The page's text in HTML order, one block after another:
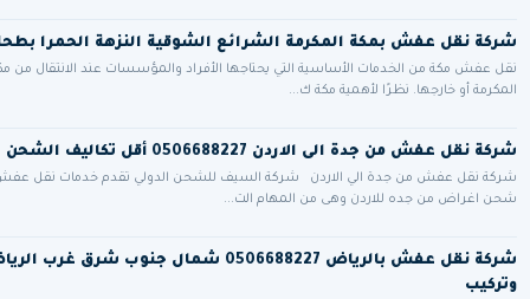
شركة نقل عفش بمكة المكرمة الشرائع الشوقية النزهة الحمرا
نقل عفش مكة من الخدمات الأساسية التي يحتاجها الأفراد والمؤسسات عند الانتقال من
المكرمة أو خارجها. نظرًا لأهمية مكة ك...
شركة نقل عفش من جدة الى الاردن 0506688227 أقل تكاليف الشحن الدولي البري للاردن
شركة نقل عفش من جدة الي الاردن شركة السيف للشحن الدولي تقدم خدمات نقل عفش
شحن اغراض من جده للاردن وهى من المهام الت...
شركة نقل عفش بالرياض 0506688227 شمال جنوب
وتركيب